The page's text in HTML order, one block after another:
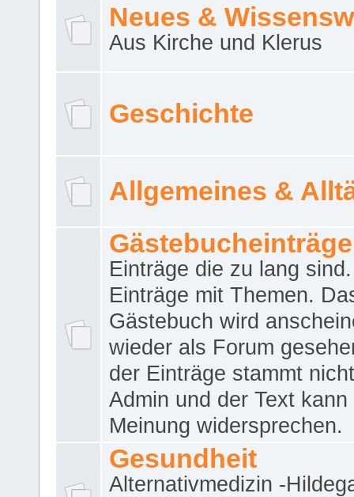
Neues &
Aus Kirche und Klerus
Geschichte
Allgemeines &
Gästebucheinträge
Einträge die zu lang
Einträge mit Themen.
Gästebuch wird
wieder als Forum
der Einträge stammt
Admin und der Text kann
Meinung widersprechen.
Gesundheit
Alternativmedizin -